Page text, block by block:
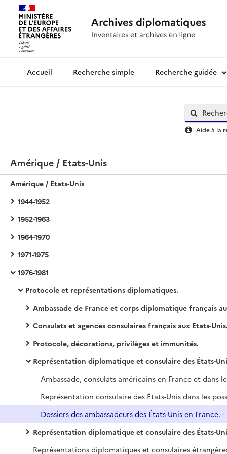
Archives diplomatiquesRecherche simple Recherche guidée
Aide à la
Amérique / Etats-Unis
Amérique / Etats-Unis
1944-1952
1952-1963
1964-1970
1971-1975
1976-1981
Protocole et représentations diplomatiques.
Ambassade de France et corps diplomatique français aux Etats-Unis.
Consulats et agences consulaires français aux Etats-
Protocole, décorations, privilèges et immunités.
Représentation diplomatique et consulaire des États-Unis en France.
Représentation diplomatique et consulaire des États-Unis à l'étranger.